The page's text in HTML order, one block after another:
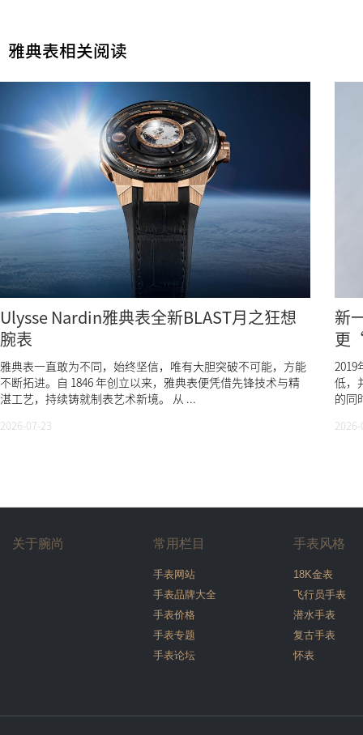
雅典表相关阅读
Ulysse Nardin雅典表全新BLAST月之狂想
腕表
雅典表一直敢为不同，始终坚信，唯有大胆突破不可能，方能
不断拓进。自 1846 年创立以来，雅典表便凭借先锋技术与精
湛工艺，持续铸就制表艺术新境。 从 ...
2026-07-23
新
更
2019
低，
的同
关于腕尚 常用栏目
手表网站
手表品牌大全
手表价格
手表专题
手表论坛
手表风格
18K金表
飞行员手表
潜水手表
复古手表
怀表